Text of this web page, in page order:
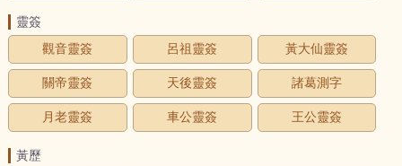
靈簽
觀音靈簽
呂祖靈簽 黃大仙靈簽
關帝靈簽 天後靈簽 諸葛測字
月老靈簽 車公靈簽 王公靈簽
黃歷